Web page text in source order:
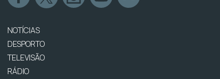
NOTÍCIAS
DESPORTO
TELEVISÃO
RÁDIO